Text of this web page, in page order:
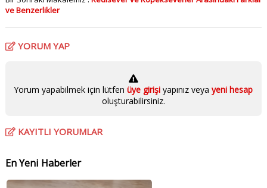
ve Benzerlikler
YORUM YAP
Yorum yapabilmek için lütfenüye girişiyapınız veya yeni hesap
oluşturabilirsiniz.
KAYITLI YORUMLAR
En Yeni Haberler